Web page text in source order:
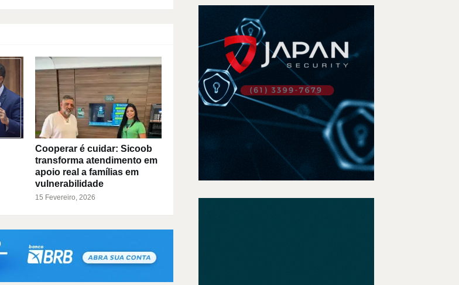
Cooperar é cuidar: Sicoob
transforma atendimento em
apoio real a famílias em
vulnerabilidade
15 Fevereiro, 2026